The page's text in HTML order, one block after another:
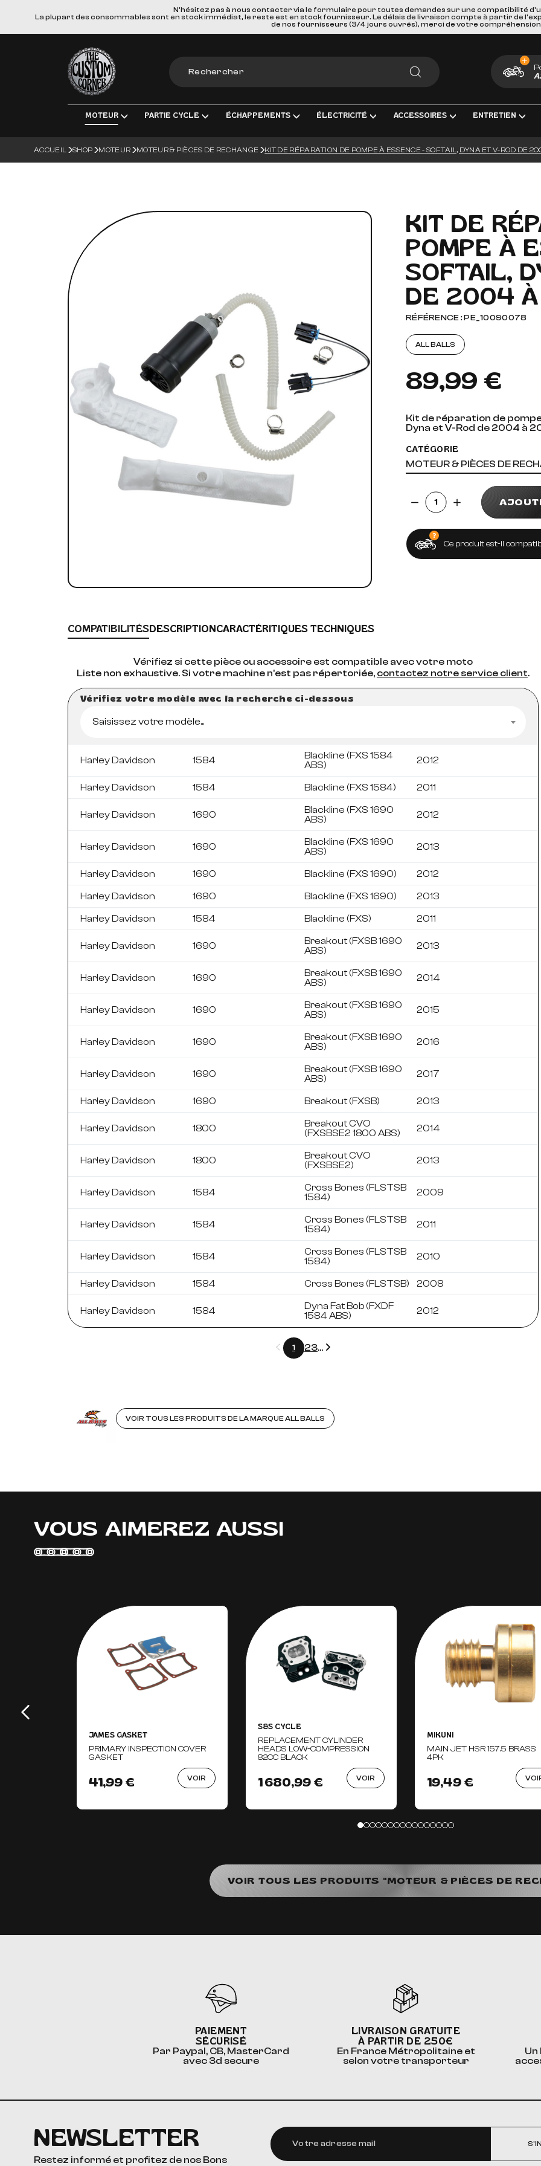
N'hésitez pas à nous contacter via le formulaire pour toutes demandes sur une compatibilité
La plupart des consommables sont en stock immédiat, le reste est en stock fournisseur. Le délais de livraison compte à partir de
de nos fournisseurs (3/4 jours ouvrés), merci de votre compréhension
The Custom Corner
RECHERCHER
MOTEUR
MOTEUR & PIÈCES DE RECHANGE
PARTIE CYCLE
TRANSMISSION FINALE
ROUES & ACCESSOIRES
REPOSE PIEDS & COMMANDES AUX PIEDS
CHAMBRES À AIR & ACCESSOIRES
ÉCHAPPEMENTS
LIGNES D'ÉCHAPPEMENT COMPLÈTE
ÉLECTRICITÉ
ÉLECTRICITÉ ET MESURE
ACCESSOIRES
BAGAGERIE
ACCESSOIRES DIVERS
PAREBRISES ET CARENAGES
AUDIO, VIDÉO ET FIXATIONS
ENTRETIEN
HUILES, PRODUIT CHIMIQUES ET
BOUGIES D'ALLUMAGE
BATTERIES
OUTILLAGE
VISSERIE
GOODIES
ACCUEIL SHOP MOTEUR MOTEUR & PIÈCES DE RECHANGE KIT DE RÉPARATION DE POMPE À ESSENCE - SOFTAIL, DYNA ET V-ROD DE
KIT DE
POMPE À
SOFTAIL,
DE 2004
RÉFÉRENCE : PE_10090078
ALL BALLS
89,99 €
Kit de réparation de
Dyna et V-Rod de 2004 à
CATÉGORIE
MOTEUR & PIÈCES DE
Quantité
Ce produit est-il
COMPATIBILITÉSDESCRIPTIONCARACTÉRITIQUES TECHNIQUES
Vérifiez si cette pièce ou accessoire est compatible avec votre moto
Liste non exhaustive. Si votre machine n'est pas répertoriée, contactez notre service client.
Vérifiez votre modèle avec la recherche ci-dessous
Saisissez votre modèle...
Harley Davidson 1584
Blackline (FXS 1584
ABS)
2012
Harley Davidson 1584 Blackline (FXS 1584) 2011
Harley Davidson 1690
Blackline (FXS 1690
ABS)
2012
Harley Davidson 1690
Blackline (FXS 1690
ABS)
2013
Harley Davidson 1690 Blackline (FXS 1690) 2012
Harley Davidson 1690 Blackline (FXS 1690) 2013
Harley Davidson 1584 Blackline (FXS) 2011
Harley Davidson 1690
Breakout (FXSB 1690
ABS)
2013
Harley Davidson 1690
Breakout (FXSB 1690
ABS)
2014
Harley Davidson 1690
Breakout (FXSB 1690
ABS)
2015
Harley Davidson 1690
Breakout (FXSB 1690
ABS)
2016
Harley Davidson 1690
Breakout (FXSB 1690
ABS)
2017
Harley Davidson 1690 Breakout (FXSB) 2013
Harley Davidson 1800
Breakout CVO
(FXSBSE2 1800 ABS)
2014
Harley Davidson 1800
Breakout CVO
(FXSBSE2)
2013
Harley Davidson 1584
Cross Bones (FLSTSB
1584)
2009
Harley Davidson 1584
Cross Bones (FLSTSB
1584)
2011
Harley Davidson 1584
Cross Bones (FLSTSB
1584)
2010
Harley Davidson 1584 Cross Bones (FLSTSB) 2008
Harley Davidson 1584
Dyna Fat Bob (FXDF
1584 ABS)
2012
Précédent
1 23...Suivant
VOIR TOUS LES PRODUITS DE LA MARQUE ALL BALLS
VOUS AIMEREZ AUSSI
JAMES GASKET
PRIMARY INSPECTION COVER
GASKET
41,99 € VOIR
S&S CYCLE
REPLACEMENT CYLINDER
HEADS LOW-COMPRESSION
82CC BLACK
1 680,99 € VOIR
MIKUNI
MAIN JET HSR 157.5 BRASS
4PK
19,49 €
VOIR TOUS LES PRODUITS "MOTEUR & PIÈCES DE
PAIEMENT
SÉCURISÉ
Par Paypal, CB, MasterCard
avec 3d secure
LIVRAISON GRATUITE
À PARTIR DE 250€
En France Métropolitaine et
selon votre transporteur
NEWSLETTER
Restez informé et profitez de nos Bons